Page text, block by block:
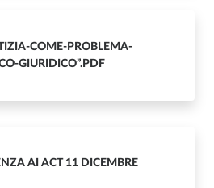
COME-PROBLEMA-
GIURIDICO”.PDF
AI ACT 11 DICEMBRE